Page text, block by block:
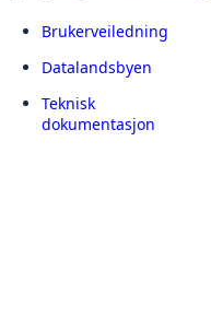
Brukerveiledning
Datalandsbyen
Teknisk
dokumentasjon